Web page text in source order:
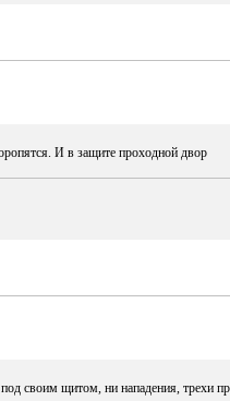
И в защите проходной двор
своим щитом, ни нападения, трехи